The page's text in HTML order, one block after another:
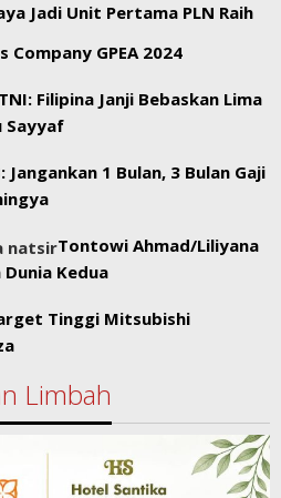
Jadi Unit Pertama PLN Raih
Company GPEA 2024
Filipina Janji Bebaskan Lima
Sayyaf
Jangankan 1 Bulan, 3 Bulan Gaji
Tontowi Ahmad/Liliyana
Kedua
Tinggi Mitsubishi
Limbah